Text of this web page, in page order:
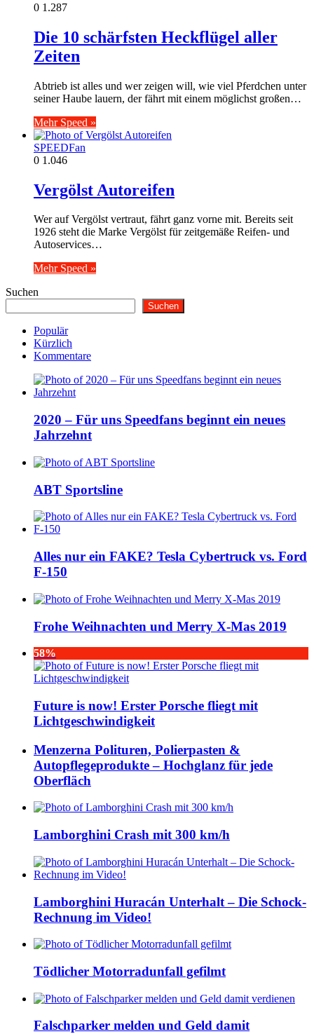
0 1.287
Die 10 schärfsten Heckflügel aller
Zeiten
Abtrieb ist alles und wer zeigen will, wie viel Pferdchen unter
seiner Haube lauern, der fährt mit einem möglichst großen…
Mehr Speed »
SPEEDFan
0 1.046
Vergölst Autoreifen
Wer auf Vergölst vertraut, fährt ganz vorne mit. Bereits seit
1926 steht die Marke Vergölst für zeitgemäße Reifen- und
Autoservices…
Mehr Speed »
Suchen
Suchen
Populär
Kürzlich
Kommentare
2020 – Für uns Speedfans beginnt ein neues
Jahrzehnt
ABT Sportsline
Alles nur ein FAKE? Tesla Cybertruck vs. Ford
F-150
Frohe Weihnachten und Merry X-Mas 2019
58%
Future is now! Erster Porsche fliegt mit
Lichtgeschwindigkeit
Menzerna Polituren, Polierpasten &
Autopflegeprodukte – Hochglanz für jede
Oberfläch
Lamborghini Crash mit 300 km/h
Lamborghini Huracán Unterhalt – Die Schock-
Rechnung im Video!
Tödlicher Motorradunfall gefilmt
Falschparker melden und Geld damit